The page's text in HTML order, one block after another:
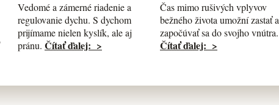
Vedomé a zámerné riadenie a
regulovanie dychu. S dychom
prijímame nielen kyslík, ale aj
pránu. Čítať ďalej: >
Čas mimo rušivých vplyvov
bežného života umožní zastať a
započúvať sa do svojho vnútra.
Čítať ďalej: >